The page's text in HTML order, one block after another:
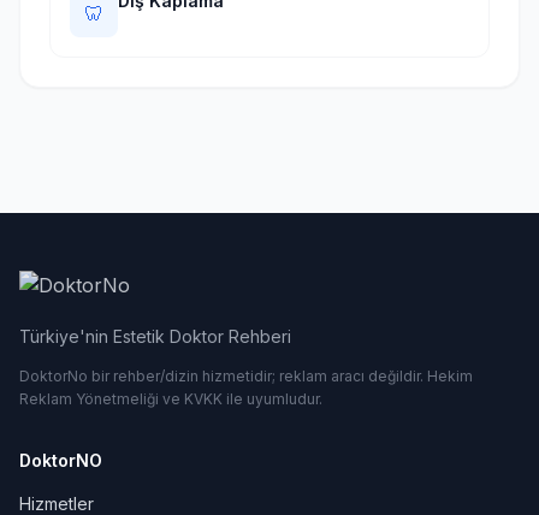
🦷
Türkiye'nin Estetik Doktor Rehberi
DoktorNo bir rehber/dizin hizmetidir; reklam aracı değildir. Hekim
Reklam Yönetmeliği ve KVKK ile uyumludur.
DoktorNO
Hizmetler